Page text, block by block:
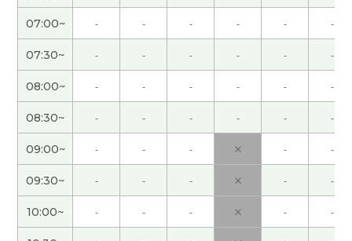
谢谢您！JJ 老师的教学风格真的很棒！！下次见！
40代 女性 )
谢谢您。下次见
下一次我应该介绍给你重庆的样子，你去过吗？(
60代 男性 )
谢谢老师，下次见！( 40代 )
谢谢老师，关于"连读 变音"，我看的油管节目是
07:00~ - - - - - -
07:30~ - - - - - -
08:00~ - - - - - -
08:30~ - - - - - -
09:00~ - - - × - -
09:30~ - - - × - -
10:00~ - - - × - -